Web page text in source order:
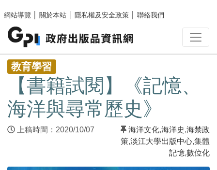
網站導覽
關於本站 隱私權及安全政策 聯絡我們
:::
教育學習
【書籍試閱】《記憶、
海洋與尋常歷史》
上稿時間：2020/10/07 海洋文化,海洋史,海禁政
策,淡江大學出版中心,集體
記憶,數位化